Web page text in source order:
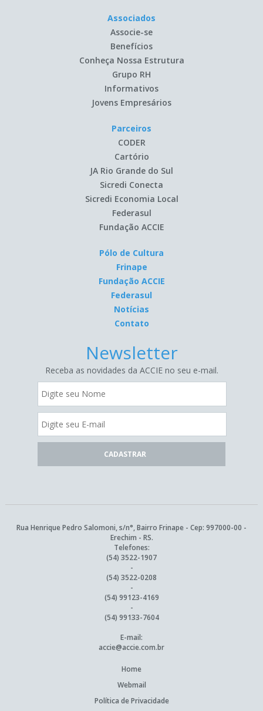
Associados
Associe-se
Benefícios
Conheça Nossa Estrutura
Grupo RH
Informativos
Jovens Empresários
Parceiros
CODER
Cartório
JA Rio Grande do Sul
Sicredi Conecta
Sicredi Economia Local
Federasul
Fundação ACCIE
Pólo de Cultura
Frinape
Fundação ACCIE
Federasul
Notícias
Contato
Newsletter
Receba as novidades da ACCIE no seu e-mail.
Rua Henrique Pedro Salomoni, s/n°, Bairro Frinape - Cep: 997000-00 -
Erechim - RS.
Telefones:
(54) 3522-1907
-
(54) 3522-0208
-
(54) 99123-4169
-
(54) 99133-7604
E-mail:
accie@accie.com.br
Home
Webmail
Política de Privacidade